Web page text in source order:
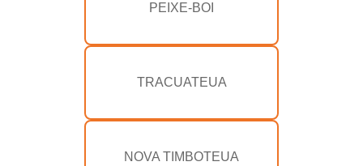
PEIXE-BOI
TRACUATEUA
NOVA TIMBOTEUA